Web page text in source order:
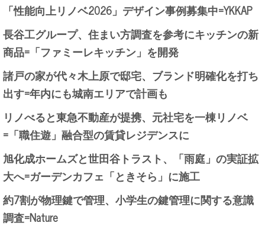
「性能向上リノベ2026」デザイン事例募集中=YKKAP
長谷工グループ、住まい方調査を参考にキッチンの新
商品=「ファミーレキッチン」を開発
諸戸の家が代々木上原で邸宅、ブランド明確化を打ち
出す=年内にも城南エリアで計画も
リノべると東急不動産が提携、元社宅を一棟リノベ
=「職住遊」融合型の賃貸レジデンスに
旭化成ホームズと世田谷トラスト、「雨庭」の実証拡
大へ=ガーデンカフェ「ときそら」に施工
約7割が物理鍵で管理、小学生の鍵管理に関する意識
調査=Nature